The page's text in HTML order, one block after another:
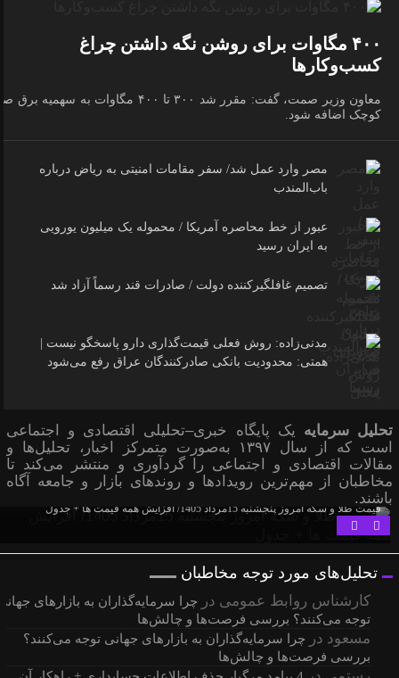
۴۰۰ مگاوات برای روشن نگه داشتن چراغ
کسب‌وکار‌ها
معاون وزیر صمت، گفت: مقرر شد ۳۰۰ تا ۴۰۰ مگاوات به سهمیه
کوچک اضافه شود.
مصر وارد عمل شد/ سفر مقامات امنیتی به ریاض درباره
باب‌المندب
عبور از خط محاصره آمریکا / محموله یک میلیون یورویی
به ایران رسید
تصمیم غافلگیرکننده دولت / صادرات قند رسماً آزاد شد
مدنی‌زاده: روش فعلی قیمت‌گذاری دارو پاسخگو نیست |
همتی: محدودیت بانکی صادرکنندگان عراق رفع می‌شود
تحلیل سرمایه یک پایگاه خبری–تحلیلی اقتصادی و اجتماعی
است که از سال ۱۳۹۷ به‌صورت متمرکز اخبار، تحلیل‌ها و
مقالات اقتصادی و اجتماعی را گردآوری و منتشر می‌کند تا
مخاطبان از مهم‌ترین رویدادها و روندهای بازار و جامعه آگاه
باشند.
قیمت طلا و سکه امروز پنجشنبه 15مرداد 1405/ افزایش همه قیمت ها + جدول
تحلیل‌های مورد توجه مخاطبان
کارشناس روابط عمومی در
چرا سرمایه‌گذاران به بازارهای
توجه می‌کنند؟ بررسی فرصت‌ها و چالش‌ها
مسعود در
چرا سرمایه‌گذاران به بازارهای جهانی توجه می‌کنند؟
بررسی فرصت‌ها و چالش‌ها